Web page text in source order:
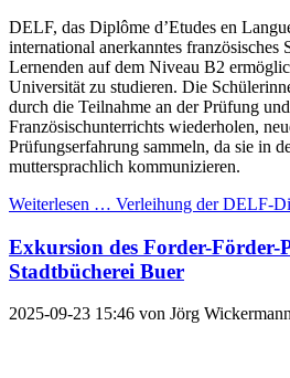
DELF, das Diplôme d’Etudes en
international anerkanntes französisches
Lernenden auf dem Niveau B2
Universität zu studieren. Die
durch die Teilnahme an der Prüfung
Französischunterrichts wiederholen,
Prüfungserfahrung sammeln, da sie in
muttersprachlich kommunizieren.
Weiterlesen … Verleihung der DELF-
Exkursion des Forder-Förder-
Stadtbücherei Buer
2025-09-23 15:46 von Jörg Wickermann